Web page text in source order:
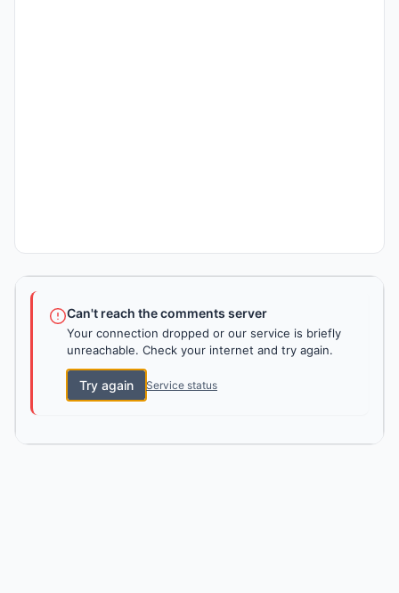
Can't reach the comments server
Your connection dropped or our service is briefly
unreachable. Check your internet and try again.
Try again Service status